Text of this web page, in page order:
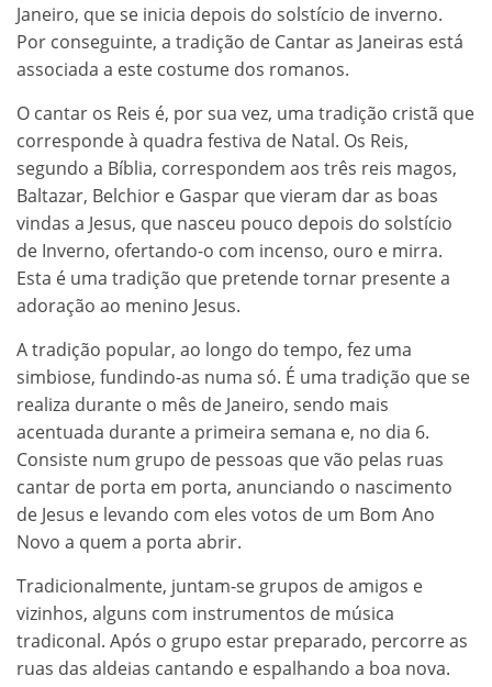
Janeiro, que se inicia depois do solstício de inverno.
Por conseguinte, a tradição de Cantar as Janeiras está
associada a este costume dos romanos.
O cantar os Reis é, por sua vez, uma tradição cristã que
corresponde à quadra festiva de Natal. Os Reis,
segundo a Bíblia, correspondem aos três reis magos,
Baltazar, Belchior e Gaspar que vieram dar as boas
vindas a Jesus, que nasceu pouco depois do solstício
de Inverno, ofertando-o com incenso, ouro e mirra.
Esta é uma tradição que pretende tornar presente a
adoração ao menino Jesus.
A tradição popular, ao longo do tempo, fez uma
simbiose, fundindo-as numa só. É uma tradição que se
realiza durante o mês de Janeiro, sendo mais
acentuada durante a primeira semana e, no dia 6.
Consiste num grupo de pessoas que vão pelas ruas
cantar de porta em porta, anunciando o nascimento
de Jesus e levando com eles votos de um Bom Ano
Novo a quem a porta abrir.
Tradicionalmente, juntam-se grupos de amigos e
vizinhos, alguns com instrumentos de música
tradiconal. Após o grupo estar preparado, percorre as
ruas das aldeias cantando e espalhando a boa nova.